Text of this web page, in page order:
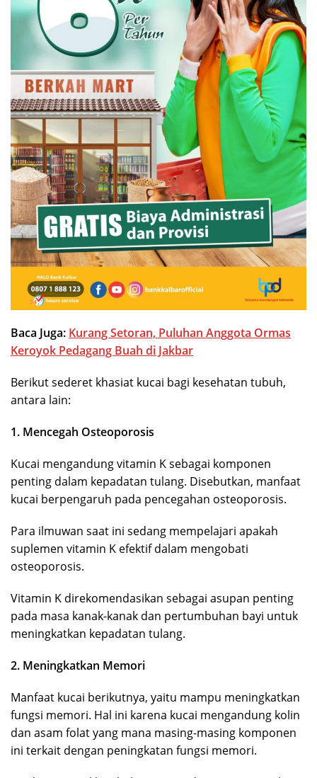
Baca Juga: Kurang Setoran, Puluhan Anggota Ormas
Keroyok Pedagang Buah di Jakbar
Berikut sederet khasiat kucai bagi kesehatan tubuh,
antara lain:
1. Mencegah Osteoporosis
Kucai mengandung vitamin K sebagai komponen
penting dalam kepadatan tulang. Disebutkan, manfaat
kucai berpengaruh pada pencegahan osteoporosis.
Para ilmuwan saat ini sedang mempelajari apakah
suplemen vitamin K efektif dalam mengobati
osteoporosis.
Vitamin K direkomendasikan sebagai asupan penting
pada masa kanak-kanak dan pertumbuhan bayi untuk
meningkatkan kepadatan tulang.
2. Meningkatkan Memori
Manfaat kucai berikutnya, yaitu mampu meningkatkan
fungsi memori. Hal ini karena kucai mengandung kolin
dan asam folat yang mana masing-masing komponen
ini terkait dengan peningkatan fungsi memori.